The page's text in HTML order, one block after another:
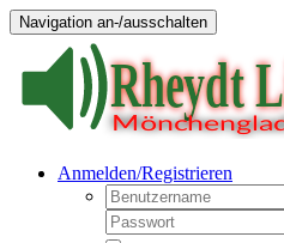
Navigation an-/ausschalten
Anmelden/Registrieren